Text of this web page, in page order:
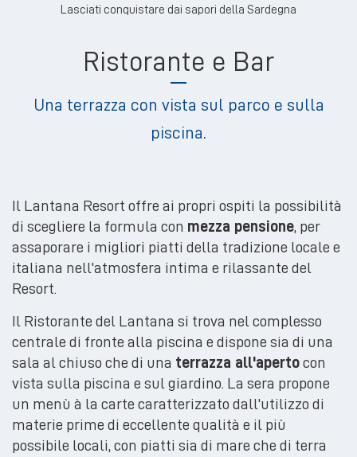
Lasciati conquistare dai sapori della Sardegna
Ristorante e Bar
Una terrazza con vista sul parco e sulla
piscina.
Il Lantana Resort offre ai propri ospiti la possibilità
di scegliere la formula con mezza pensione, per
assaporare i migliori piatti della tradizione locale e
italiana nell'atmosfera intima e rilassante del
Resort.
Il Ristorante del Lantana si trova nel complesso
centrale di fronte alla piscina e dispone sia di una
sala al chiuso che di una terrazza all'aperto con
vista sulla piscina e sul giardino. La sera propone
un menù à la carte caratterizzato dall'utilizzo di
materie prime di eccellente qualità e il più
possibile locali, con piatti sia di mare che di terra